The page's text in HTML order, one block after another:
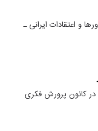
و اعتقادات ایرانی ـ
کانون پرورش فکری